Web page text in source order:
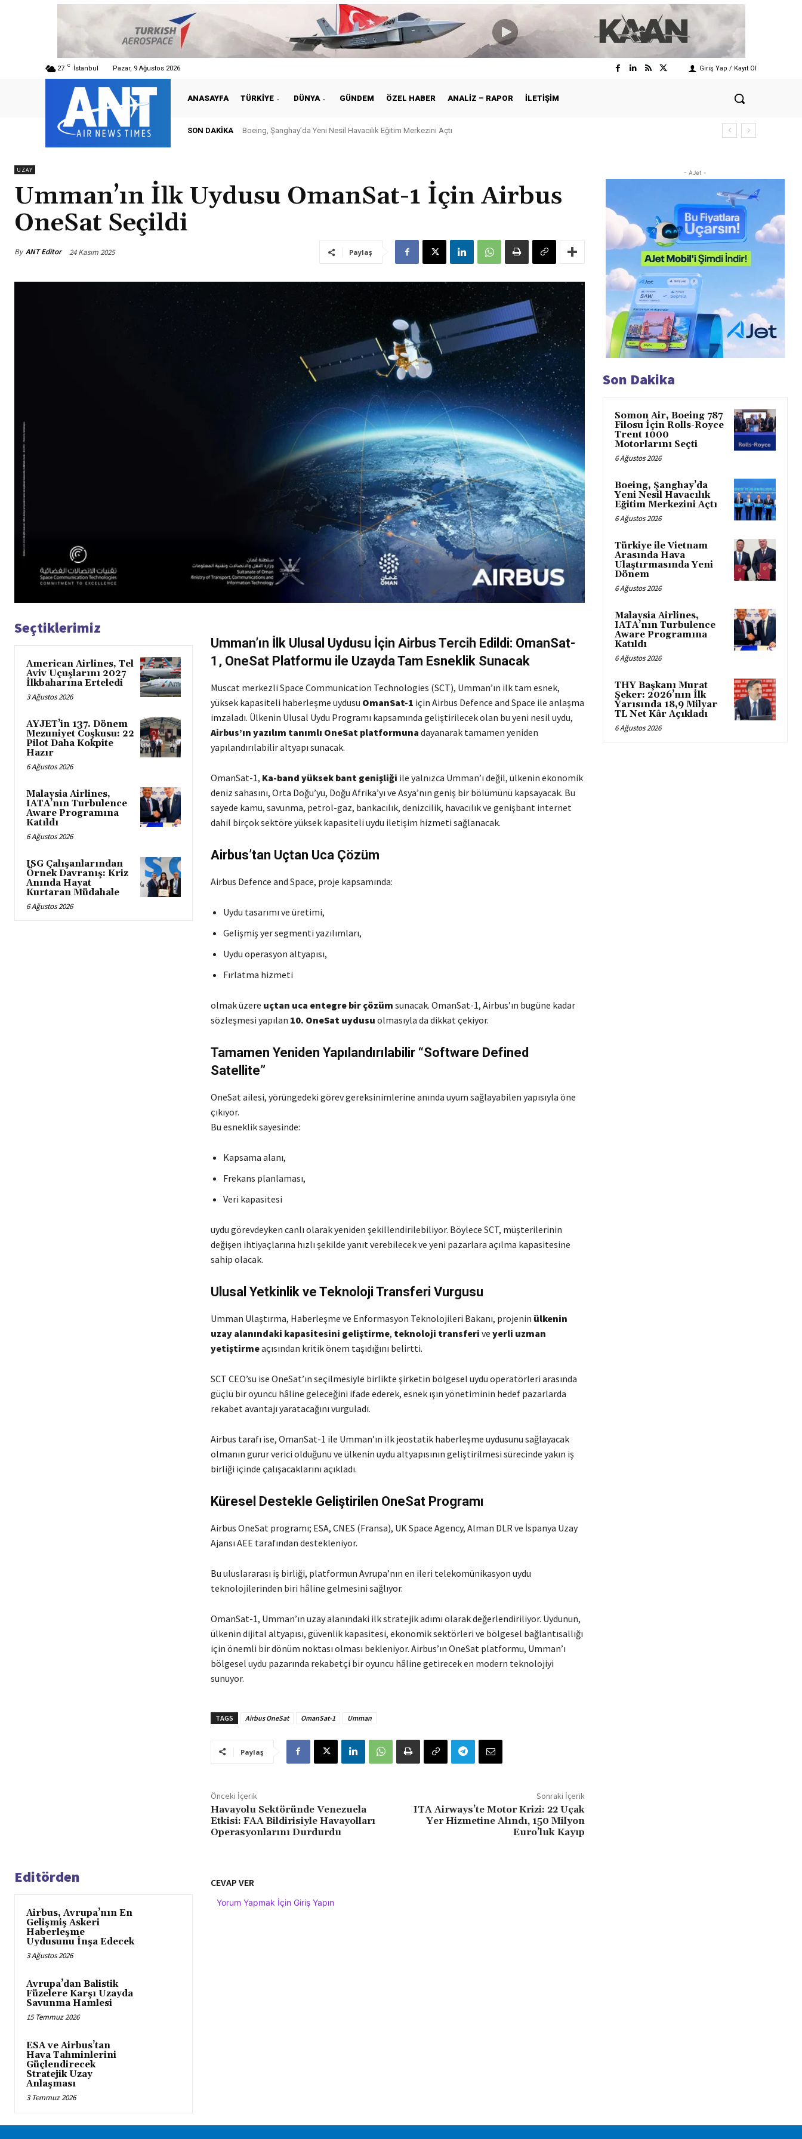
27 C İstanbul Pazar, 9 Ağustos 2026 Giriş Yap / Kayıt Ol
ANASAYFA TÜRKIYE DÜNYA GÜNDEM ÖZEL HABER ANALIZ – RAPOR İLETIŞIM
SON DAKIKABoeing, Şanghay’da Yeni Nesil Havacılık Eğitim Merkezini Açtı
Türkiye ile Vietnam Arasında Hava Ulaştırmasında Yeni Dönem
UZAY
Umman’ın İlk Uydusu OmanSat-1 İçin Airbus
OneSat Seçildi
By ANT Editor 24 Kasım 2025 Paylaş
Seçtiklerimiz
American Airlines, Tel
Aviv Uçuşlarını 2027
İlkbaharına Erteledi
3 Ağustos 2026
AYJET’in 137. Dönem
Mezuniyet Coşkusu: 22
Pilot Daha Kokpite
Hazır
6 Ağustos 2026
Malaysia Airlines,
IATA’nın Turbulence
Aware Programına
Katıldı
6 Ağustos 2026
ISG Çalışanlarından
Örnek Davranış: Kriz
Anında Hayat
Kurtaran Müdahale
6 Ağustos 2026
Umman’ın İlk Ulusal Uydusu İçin Airbus Tercih Edildi: OmanSat-
1, OneSat Platformu ile Uzayda Tam Esneklik Sunacak
Muscat merkezli Space Communication Technologies (SCT), Umman’ın ilk tam esnek,
yüksek kapasiteli haberleşme uydusu OmanSat-1 için Airbus Defence and Space ile anlaşma
imzaladı. Ülkenin Ulusal Uydu Programı kapsamında geliştirilecek olan bu yeni nesil uydu,
Airbus’ın yazılım tanımlı OneSat platformuna dayanarak tamamen yeniden
yapılandırılabilir altyapı sunacak.
OmanSat-1, Ka-band yüksek bant genişliği ile yalnızca Umman’ı değil, ülkenin ekonomik
deniz sahasını, Orta Doğu’yu, Doğu Afrika’yı ve Asya’nın geniş bir bölümünü kapsayacak. Bu
sayede kamu, savunma, petrol-gaz, bankacılık, denizcilik, havacılık ve genişbant internet
dahil birçok sektöre yüksek kapasiteli uydu iletişim hizmeti sağlanacak.
Airbus’tan Uçtan Uca Çözüm
Airbus Defence and Space, proje kapsamında:
Uydu tasarımı ve üretimi,
Gelişmiş yer segmenti yazılımları,
Uydu operasyon altyapısı,
Fırlatma hizmeti
olmak üzere uçtan uca entegre bir çözüm sunacak. OmanSat-1, Airbus’ın bugüne kadar
sözleşmesi yapılan 10. OneSat uydusu olmasıyla da dikkat çekiyor.
Tamamen Yeniden Yapılandırılabilir “Software Defined
Satellite”
OneSat ailesi, yörüngedeki görev gereksinimlerine anında uyum sağlayabilen yapısıyla öne
çıkıyor.
Bu esneklik sayesinde:
Kapsama alanı,
Frekans planlaması,
Veri kapasitesi
uydu görevdeyken canlı olarak yeniden şekillendirilebiliyor. Böylece SCT, müşterilerinin
değişen ihtiyaçlarına hızlı şekilde yanıt verebilecek ve yeni pazarlara açılma kapasitesine
sahip olacak.
Ulusal Yetkinlik ve Teknoloji Transferi Vurgusu
Umman Ulaştırma, Haberleşme ve Enformasyon Teknolojileri Bakanı, projenin ülkenin
uzay alanındaki kapasitesini geliştirme, teknoloji transferi ve yerli uzman
yetiştirmeaçısından kritik önem taşıdığını belirtti.
SCT CEO’su ise OneSat’ın seçilmesiyle birlikte şirketin bölgesel uydu operatörleri arasında
güçlü bir oyuncu hâline geleceğini ifade ederek, esnek ışın yönetiminin hedef pazarlarda
rekabet avantajı yaratacağını vurguladı.
Airbus tarafı ise, OmanSat-1 ile Umman’ın ilk jeostatik haberleşme uydusunu sağlayacak
olmanın gurur verici olduğunu ve ülkenin uydu altyapısının geliştirilmesi sürecinde yakın iş
birliği içinde çalışacaklarını açıkladı.
Küresel Destekle Geliştirilen OneSat Programı
Airbus OneSat programı; ESA, CNES (Fransa), UK Space Agency, Alman DLR ve İspanya Uzay
Ajansı AEE tarafından destekleniyor.
Bu uluslararası iş birliği, platformun Avrupa’nın en ileri telekomünikasyon uydu
teknolojilerinden biri hâline gelmesini sağlıyor.
OmanSat-1, Umman’ın uzay alanındaki ilk stratejik adımı olarak değerlendiriliyor. Uydunun,
ülkenin dijital altyapısı, güvenlik kapasitesi, ekonomik sektörleri ve bölgesel bağlantısallığı
için önemli bir dönüm noktası olması bekleniyor. Airbus’ın OneSat platformu, Umman’ı
bölgesel uydu pazarında rekabetçi bir oyuncu hâline getirecek en modern teknolojiyi
sunuyor.
TAGS Airbus OneSat OmanSat-1 Umman
Paylaş
Önceki İçerik
Havayolu Sektöründe Venezuela
Etkisi: FAA Bildirisiyle Havayolları
Operasyonlarını Durdurdu
Sonraki İçerik
ITA Airways’te Motor Krizi: 22 Uçak
Yer Hizmetine Alındı, 150 Milyon
Euro’luk Kayıp
Editörden
Airbus, Avrupa’nın En
Gelişmiş Askeri
Haberleşme
Uydusunu İnşa Edecek
3 Ağustos 2026
Avrupa’dan Balistik
Füzelere Karşı Uzayda
Savunma Hamlesi
15 Temmuz 2026
ESA ve Airbus’tan
Hava Tahminlerini
Güçlendirecek
Stratejik Uzay
Anlaşması
3 Temmuz 2026
CEVAP VER
Yorum Yapmak İçin Giriş Yapın
- AJet -
Son Dakika
Somon Air, Boeing 787
Filosu İçin Rolls-Royce
Trent 1000
Motorlarını Seçti
6 Ağustos 2026
Boeing, Şanghay’da
Yeni Nesil Havacılık
Eğitim Merkezini Açtı
6 Ağustos 2026
Türkiye ile Vietnam
Arasında Hava
Ulaştırmasında Yeni
Dönem
6 Ağustos 2026
Malaysia Airlines,
IATA’nın Turbulence
Aware Programına
Katıldı
6 Ağustos 2026
THY Başkanı Murat
Şeker: 2026’nın İlk
Yarısında 18,9 Milyar
TL Net Kâr Açıkladı
6 Ağustos 2026